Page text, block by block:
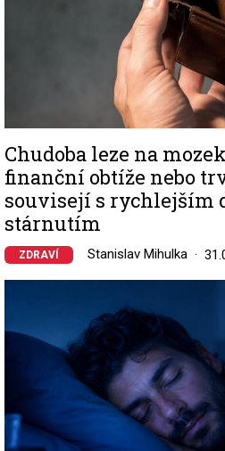
Chudoba leze na
finanční obtíže nebo
souvisejí s rychlejším
stárnutím
ZDRAVÍ Stanislav Mihulka